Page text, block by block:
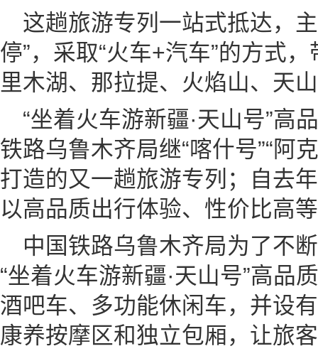
这趟旅游专列一站式抵达，
停”，采取“火车+汽车”的方式
里木湖、那拉提、火焰山、天
“坐着火车游新疆·天山号”高
铁路乌鲁木齐局继“喀什号”“阿
打造的又一趟旅游专列；自去
以高品质出行体验、性价比高
中国铁路乌鲁木齐局为了不
“坐着火车游新疆·天山号”高品
酒吧车、多功能休闲车，并设
康养按摩区和独立包厢，让旅